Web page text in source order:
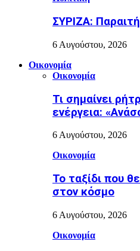
ΣΥΡΙΖΑ:
6 Αυγούστου, 2026
Οικονομία
Οικονομία
Τι σημαίνει
ενέργεια:
6 Αυγούστου, 2026
Οικονομία
Το ταξίδι που
στον κόσμο
6 Αυγούστου, 2026
Οικονομία